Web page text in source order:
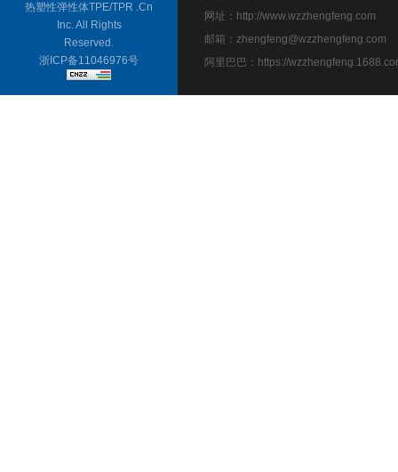
热塑性弹性体TPE/TPR .Cn
Inc. All Rights
Reserved.
浙ICP备11046976号
网址： http://www.wzzhengfeng.com
邮箱： zhengfeng@wzzhengfeng.com
阿里巴巴： https://